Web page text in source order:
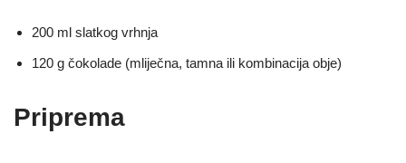
200 ml slatkog vrhnja
120 g čokolade (mliječna, tamna ili kombinacija obje)
Priprema